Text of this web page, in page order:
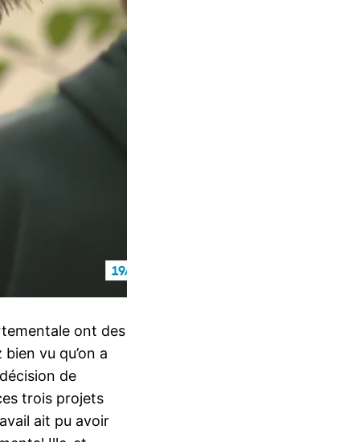
ont des
vu qu’on a
de
trois projets
ait pu avoir